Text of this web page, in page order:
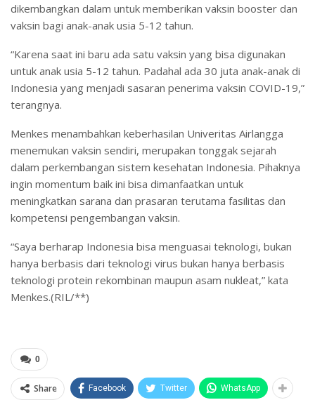
dikembangkan dalam untuk memberikan vaksin booster dan
vaksin bagi anak-anak usia 5-12 tahun.
“Karena saat ini baru ada satu vaksin yang bisa digunakan
untuk anak usia 5-12 tahun. Padahal ada 30 juta anak-anak di
Indonesia yang menjadi sasaran penerima vaksin COVID-19,”
terangnya.
Menkes menambahkan keberhasilan Univeritas Airlangga
menemukan vaksin sendiri, merupakan tonggak sejarah
dalam perkembangan sistem kesehatan Indonesia. Pihaknya
ingin momentum baik ini bisa dimanfaatkan untuk
meningkatkan sarana dan prasaran terutama fasilitas dan
kompetensi pengembangan vaksin.
“Saya berharap Indonesia bisa menguasai teknologi, bukan
hanya berbasis dari teknologi virus bukan hanya berbasis
teknologi protein rekombinan maupun asam nukleat,” kata
Menkes.(RIL/**)
0
Share Facebook Twitter WhatsApp